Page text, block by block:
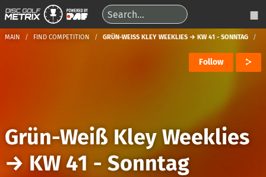
MAIN FIND COMPETITION GRÜN-WEISS KLEY WEEKLIES → KW 41 - SONNTAG
Follow
Grün-Weiß Kley Weeklies
→ KW 41 - Sonntag